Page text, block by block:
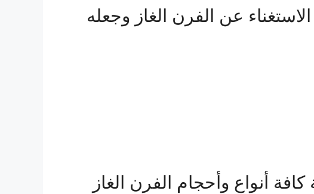
عن الفرن الغاز وجعله
أنواع وأحجام الفرن الغاز